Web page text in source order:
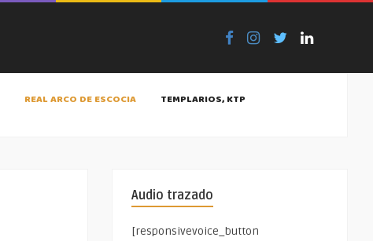
REAL ARCO DE ESCOCIA TEMPLARIOS, KTP
Audio trazado
[responsivevoice_button